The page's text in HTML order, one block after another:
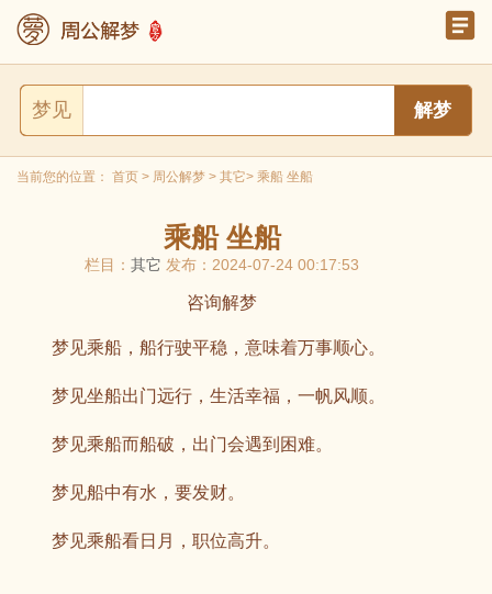
梦见
当前您的位置： 首页 > 周公解梦 > 其它> 乘船 坐船
乘船 坐船
栏目： 其它 发布：2024-07-24 00:17:53
咨询解梦
梦见乘船，船行驶平稳，意味着万事顺心。
梦见坐船出门远行，生活幸福，一帆风顺。
梦见乘船而船破，出门会遇到困难。
梦见船中有水，要发财。
梦见乘船看日月，职位高升。